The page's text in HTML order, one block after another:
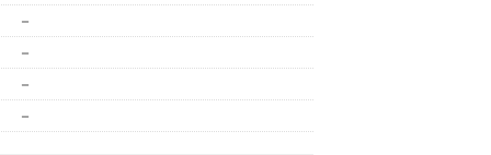
－
－
－
－